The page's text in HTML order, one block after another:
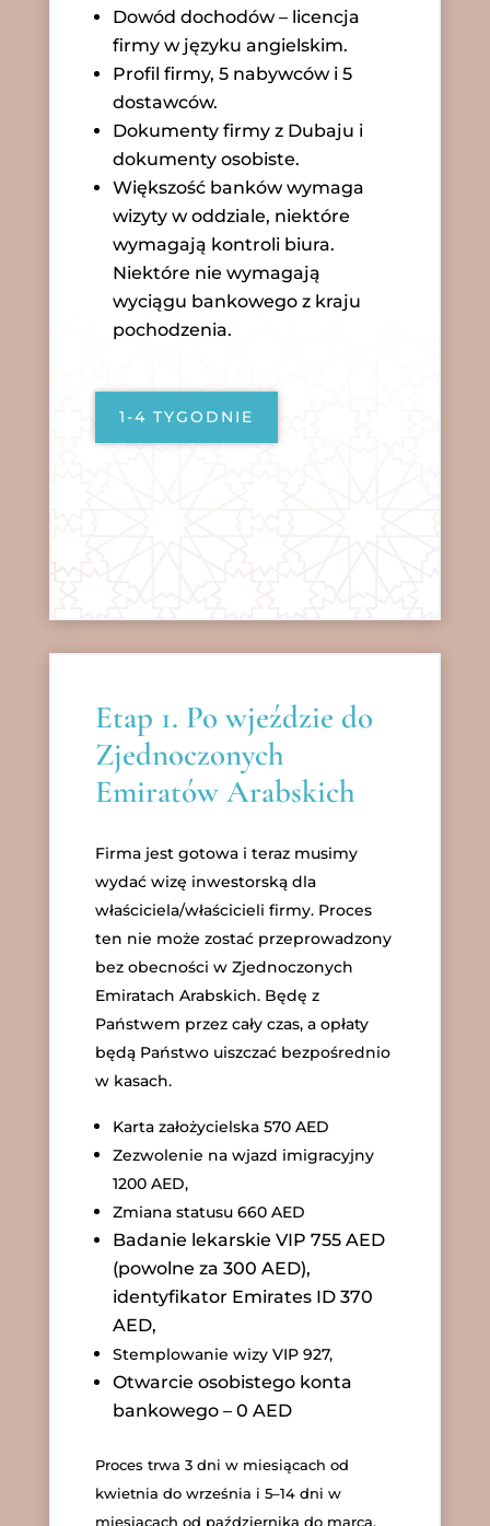
Dowód dochodów – licencja
firmy w języku angielskim.
Profil firmy, 5 nabywców i 5
dostawców.
Dokumenty firmy z Dubaju i
dokumenty osobiste.
Większość banków wymaga
wizyty w oddziale, niektóre
wymagają kontroli biura.
Niektóre nie wymagają
wyciągu bankowego z kraju
pochodzenia.
1-4 TYGODNIE
Etap 1. Po wjeździe do
Zjednoczonych
Emiratów Arabskich
Firma jest gotowa i teraz musimy
wydać wizę inwestorską dla
właściciela/właścicieli firmy. Proces
ten nie może zostać przeprowadzony
bez obecności w Zjednoczonych
Emiratach Arabskich. Będę z
Państwem przez cały czas, a opłaty
będą Państwo uiszczać bezpośrednio
w kasach.
Karta założycielska 570 AED
Zezwolenie na wjazd imigracyjny
1200 AED,
Zmiana statusu 660 AED
Badanie lekarskie VIP 755 AED
(powolne za 300 AED),
identyfikator Emirates ID 370
AED,
Stemplowanie wizy VIP 927,
Otwarcie osobistego konta
bankowego – 0 AED
Proces trwa 3 dni w miesiącach od
kwietnia do września i 5–14 dni w
miesiącach od października do marca.